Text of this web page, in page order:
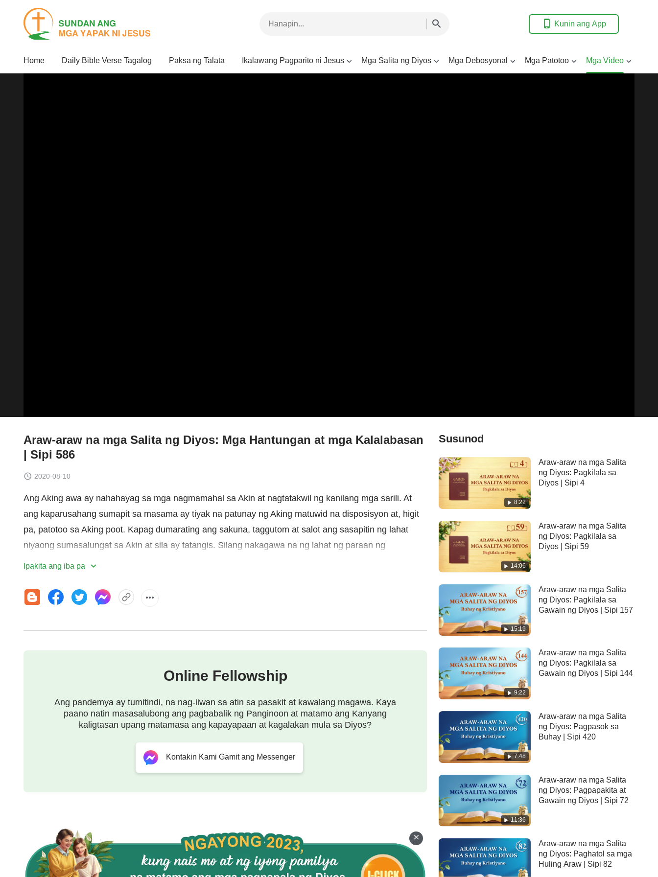
Kunin ang App
Home Daily Bible Verse Tagalog Paksa ng Talata Ikalawang Pagparito ni Jesus Mga Salita ng Diyos Mga Debosyonal Mga Patotoo Mga Video
Araw-araw na mga Salita ng Diyos: Mga Hantungan at mga Kalalabasan
| Sipi 586
2020-08-10
Ang Aking awa ay nahahayag sa mga nagmamahal sa Akin at nagtatakwil ng kanilang mga sarili. At
ang kaparusahang sumapit sa masama ay tiyak na patunay ng Aking matuwid na disposisyon at, higit
pa, patotoo sa Aking poot. Kapag dumarating ang sakuna, taggutom at salot ang sasapitin ng lahat
niyaong sumasalungat sa Akin at sila ay tatangis. Silang nakagawa na ng lahat ng paraan ng
kasamaan, subali’t nakasunod sa Akin ng maraming taon, ay hindi makakatakas sa pagsasakdal; sila
pamumuhay sa palagiang katayuan ng sindak at takot. At yaon lamang Aking mga tagasunod na
nakapagpakita ng katapatan sa Akin ang magagalak at magpupuri sa Aking kapangyarihan.
ng mga tao at kinasusuklaman ang kanilang masasamang gawa. Mula nang una Kong sinimulang
pangunahan ang sangkatauhan, umaasa Ako nang husto na makakamit ng isang grupo ng mga taong
may kaisipang katulad ng sa Akin. Hindi ko kailanman nalilimutan yaong mga hindi ko kaisa sa pag-
iisip; nasusuklam ako sa kanila sa Aking puso, naghihintay lamang ng pagkakataon para gantihan Ko
sila, at ikatutuwa Kong makita iyon. Ang araw Ko ay dumating na ngayon sa wakas, at hindi Ko na
Ang huling gawain ko ay hindi lamang para parusahan ang tao kundi para din sa kapakanan ng
pagsasaayos ng hantungan ng tao. Higit pa rito, ito ay para sa kapakanan ng pagtanggap ng pagkilala
mula sa lahat para sa lahat ng nagawa Ko. Nais Kong makita ng bawa’t isang tao na ang lahat ng
sa lahat ng nabubuhay na nilalang sa sangnilikha. Kung wala Ako, mapapahamak lamang ang
sangkatauhan at sasailalim sa hampas ng kalamidad. Walang taong makakakitang muli kahit kailan ng
magandang araw at buwan o ng luntiang mundo; ang mararanasan lamang ng sangkatauhan ay ang
Ipakita ang iba pa
Online Fellowship
Ang pandemya ay tumitindi, na nag-iiwan sa atin sa pasakit at kawalang magawa. Kaya
paano natin masasalubong ang pagbabalik ng Panginoon at matamo ang Kanyang
kaligtasan upang matamasa ang kapayapaan at kagalakan mula sa Diyos?
Kontakin Kami Gamit ang Messenger
Susunod
8:22
Araw-araw na mga Salita
ng Diyos: Pagkilala sa
Diyos | Sipi 4
14:06
Araw-araw na mga Salita
ng Diyos: Pagkilala sa
Diyos | Sipi 59
15:19
Araw-araw na mga Salita
ng Diyos: Pagkilala sa
Gawain ng Diyos | Sipi 157
9:22
Araw-araw na mga Salita
ng Diyos: Pagkilala sa
Gawain ng Diyos | Sipi 144
7:48
Araw-araw na mga Salita
ng Diyos: Pagpasok sa
Buhay | Sipi 420
11:36
Araw-araw na mga Salita
ng Diyos: Pagpapakita at
Gawain ng Diyos | Sipi 72
Araw-araw na mga Salita
ng Diyos: Paghatol sa mga
Huling Araw | Sipi 82